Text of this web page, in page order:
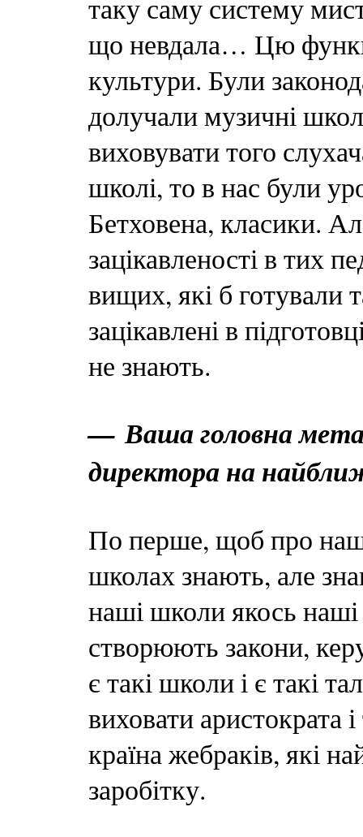
таку саму систему
що невдала… Цю
культури. Були
долучали музичні
виховувати того
школі, то в нас були
Бетховена, класики.
зацікавленості в тих
вищих, які б готували
зацікавлені в
не знають.
— Ваша головна
директора на
По перше, щоб про
школах знають, але
наші школи якось
створюють закони,
є такі школи і є такі
виховати аристократа
країна жебраків, які
заробітку.